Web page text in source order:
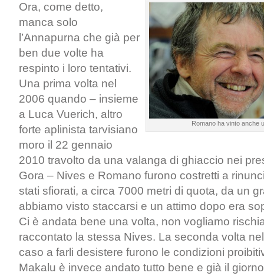
Romano ha vinto anche
Ora, come detto,
manca solo
l’Annapurna che già per
ben due volte ha
respinto i loro tentativi.
Una prima volta nel
2006 quando – insieme
a Luca Vuerich, altro
forte aplinista tarvisiano
moro il 22 gennaio
2010 travolto da una valanga di ghiaccio nei
Gora – Nives e Romano furono costretti a
stati sfiorati, a circa 7000 metri di quota, da un
abbiamo visto staccarsi e un attimo dopo era
Ci è andata bene una volta, non vogliamo
raccontato la stessa Nives. La seconda volta
caso a farli desistere furono le condizioni
Makalu è invece andato tutto bene e già il